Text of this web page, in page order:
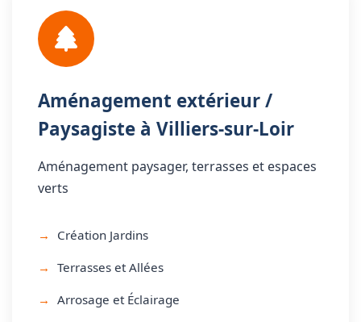
Aménagement extérieur /
Paysagiste à Villiers-sur-Loir
Aménagement paysager, terrasses et espaces
verts
Création Jardins
Terrasses et Allées
Arrosage et Éclairage